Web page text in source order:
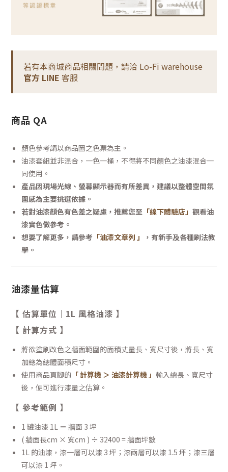
若有本商城商品相關問題，請洽 Lo-Fi warehouse
官方 LINE 客服
商品 QA
顏色參考請以商品圖之色票為主。
油漆套組並非混合，一色一桶，不得將不同顏色之油漆混合一
同使用。
產品因現場光線、螢幕顯示器而有所差異，建議以整體空間氛
圍感為主要挑選依據。
若對油漆顏色有色差之疑慮，推薦您至 「線下體驗店」 觀看油
漆實色做參考。
想要了解更多，請參考 「油漆文章列 」
，有新手及各種刷法教
學。
油漆量估算
【 估算單位｜1L 風格油漆 】
【 計算方式 】
將欲塗刷改色之牆面範圍的面積丈量長、寬尺寸後，將長、寬
加總為總體面積尺寸。
使用商品頁腳的 「 計算機 ＞ 油漆計算機 」 輸入總長、寬尺寸
後，便可進行漆量之估算。
【 參考範例 】
1 罐油漆 1L ＝ 牆面 3 坪
( 牆面長cm × 寬cm ) ÷ 32400 = 牆面坪數
1L 的油漆，漆一層可以漆 3 坪；漆兩層可以漆 1.5 坪；漆三層
可以漆 1 坪。